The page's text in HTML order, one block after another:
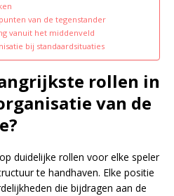
van de tegenstander
vanuit het middenveld
bij standaardsituaties
rollen in
van de
duidelijke rollen voor elke speler
te handhaven. Elke positie
die bijdragen aan de